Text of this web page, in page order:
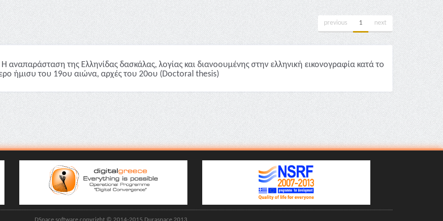
previous 1 next
αναπαράσταση της Ελληνίδας δασκάλας, λoγίας και διανοουμένης στην ελληνική εικονογραφία κατά το
ήμισυ του 19ου αιώνα, αρχές του 20ου (Doctoral thesis)